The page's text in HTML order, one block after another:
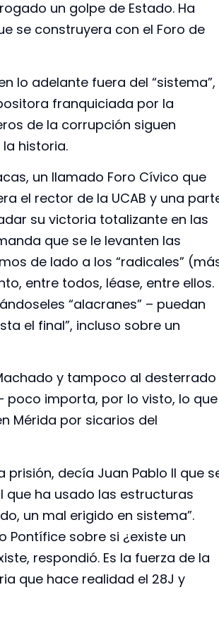
un golpe de Estado. Ha
se construyera con el Foro de
lo adelante fuera del “sistema”,
franquiciada por la
de la corrupción siguen
historia.
un llamado Foro Cívico que
el rector de la UCAB y una
su victoria totalizante en las
que se le levanten las
de lado a los “radicales”
entre todos, léase, entre ellos.
“alacranes” – puedan
el final”, incluso sobre un
y tampoco al desterrado
poco importa, por lo visto, lo que
Mérida por sicarios del
decía Juan Pablo II que
ha usado las estructuras
un mal erigido en sistema”.
Pontífice sobre si ¿existe un
respondió. Es la fuerza de la
que hace realidad el 28J y